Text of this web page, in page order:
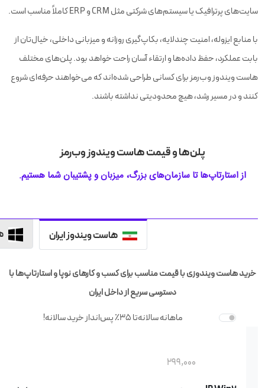
سایت‌های پرترافیک یا سیستم‌های شرکتی مثل CRM و ERP کاملاً مناسب است.
با منابع ایزوله، امنیت چندلایه، بکاپ‌گیری روزانه و میزبانی داخلی، خیال‌تان از
بابت عملکرد، حفظ داده‌ها و ارتقاء آسان راحت خواهد بود. پلن‌های مختلف
هاست ویندوز وب‌رمز برای کسانی طراحی شده‌اند که می‌خواهند حرفه‌ای شروع
کنند و در مسیر رشد، هیچ محدودیتی نداشته باشند.
پلن‌ها و قیمت هاست ویندوز وب‌رمز
از استارتاپ‌ها تا سازمان‌های بزرگ، میزبان و پشتیبان شما هستیم.
هاست ویندوز ایران
خرید هاست ویندوزی با قیمت مناسب برای کسب و کارهای نوپا و استارتاپ‌ها با
دسترسی سریع از داخل ایران
ماهانهسالانهتا 35٪ پس‌انداز خرید سالانه!
299,000